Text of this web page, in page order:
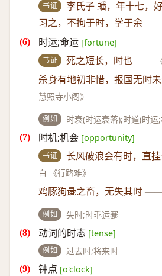
书证
李氏子 蟠，年十七，
习之，不拘于时，学于余
时运;命运 [fortune]
书证 死之短长，时也 ——
杀身有地初非惜，报国无时
慧照寺小阁》
例如 时衰(时运衰落);时道(时
时机;机会 [opportunity]
书证 长风破浪会有时，直
白 《行路难》
鸡豚狗彘之畜，无失其时
例如 失时;时乖运蹇
动词的时态 [tense]
例如 过去时;将来时
钟点 [o'clock]